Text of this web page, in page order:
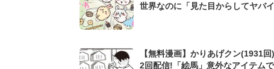
世界なのに「見た目からしてヤバイ
【無料漫画】かりあげクン(1931回
2回配信!「絵馬」意外なアイテム